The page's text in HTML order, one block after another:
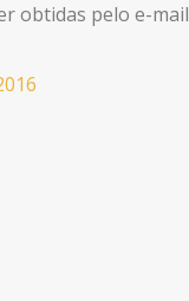
obtidas pelo e-mail